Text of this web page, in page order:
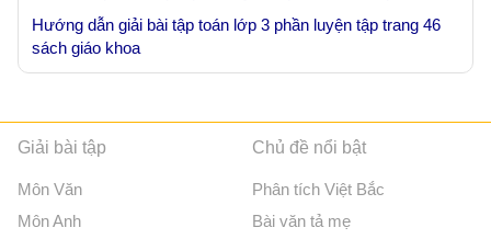
Hướng dẫn giải bài tập toán lớp 3 phần luyện tập trang 46
sách giáo khoa
Giải bài tập
Môn Văn
Môn Anh
Chủ đề nổi bật
Phân tích Việt Bắc
Bài văn tả mẹ